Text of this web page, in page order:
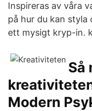
Inspireras av våra
på hur du kan
ett mysigt kryp-in.
Så
Modern